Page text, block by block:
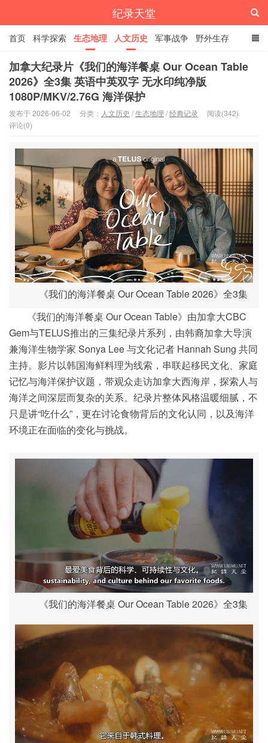
纪录天堂
首页 科学探索 生态地理 人文历史 军事战争 野外生存
经典纪录 4K纪录片 精品资源
加拿大纪录片《我们的海洋餐桌 Our Ocean Table
2026》全3集 英语中英双字 无水印纯净版
1080P/MKV/2.76G 海洋保护
发布于 2026-06-02 分类： 人文历史 /生态地理 /经典记录
阅读(342)
评论(0)
《我们的海洋餐桌 Our Ocean Table 2026》全3集
《我们的海洋餐桌 Our Ocean Table》由加拿大CBC
Gem与TELUS推出的三集纪录片系列，由韩裔加拿大导演
兼海洋生物学家 Sonya Lee 与文化记者 Hannah Sung 共同
主持。影片以韩国海鲜料理为线索，串联起移民文化、家庭
记忆与海洋保护议题，带观众走访加拿大西海岸，探索人与
海洋之间深层而复杂的关系。纪录片整体风格温暖细腻，不
只是讲“吃什么”，更在讨论食物背后的文化认同，以及海洋
环境正在面临的变化与挑战。
《我们的海洋餐桌 Our Ocean Table 2026》全3集